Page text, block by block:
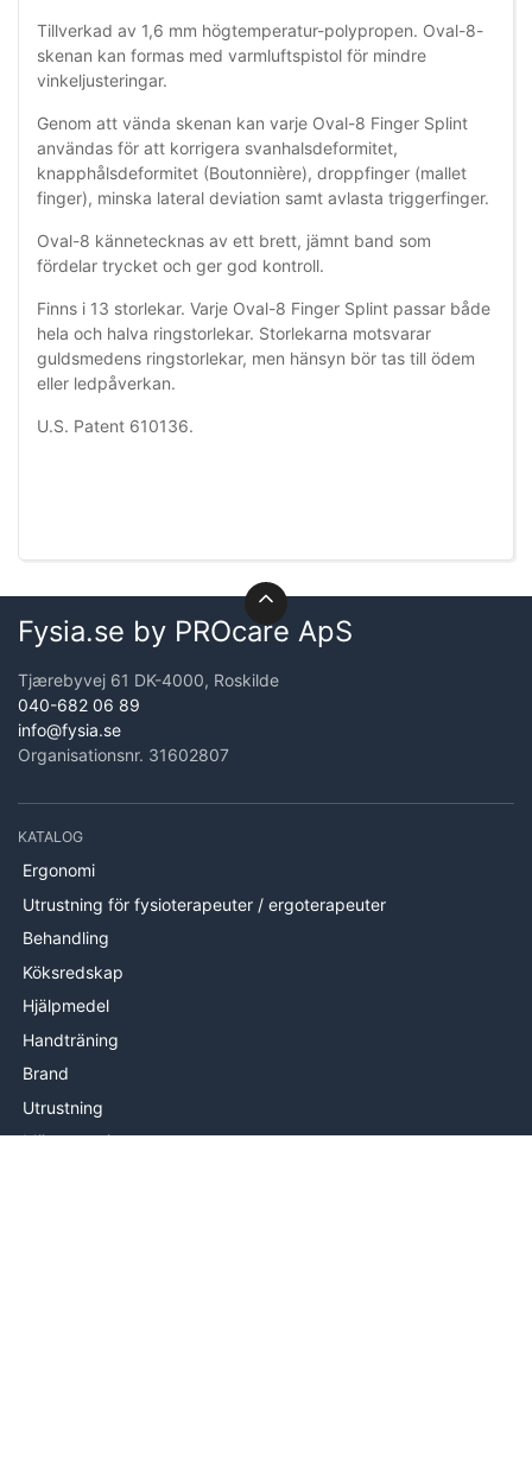
Tillverkad av 1,6 mm högtemperatur-polypropen. Oval-8-
skenan kan formas med varmluftspistol för mindre
vinkeljusteringar.
Genom att vända skenan kan varje Oval-8 Finger Splint
användas för att korrigera svanhalsdeformitet,
knapphålsdeformitet (Boutonnière), droppfinger (mallet
finger), minska lateral deviation samt avlasta triggerfinger.
Oval-8 kännetecknas av ett brett, jämnt band som
fördelar trycket och ger god kontroll.
Finns i 13 storlekar. Varje Oval-8 Finger Splint passar både
hela och halva ringstorlekar. Storlekarna motsvarar
guldsmedens ringstorlekar, men hänsyn bör tas till ödem
eller ledpåverkan.
U.S. Patent 610136.
Fysia.se by PROcare ApS
Tjærebyvej 61 DK-4000, Roskilde
040-682 06 89
info@fysia.se
Organisationsnr. 31602807
KATALOG
Ergonomi
Utrustning för fysioterapeuter / ergoterapeuter
Behandling
Köksredskap
Hjälpmedel
Handträning
Brand
Utrustning
Mätutrustning